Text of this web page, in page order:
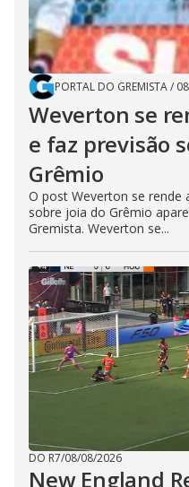
PORTAL DO GREMISTA/
Weverton se
e faz previsão
Grêmio
O post Weverton se rende
sobre joia do Grêmio
Gremista. Weverton se...
DO R7/08/08/2026
New England